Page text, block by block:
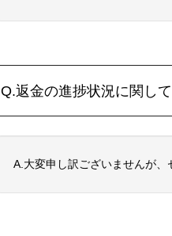
Q.返金の進捗状況に関し
A.大変申し訳ございませんが、